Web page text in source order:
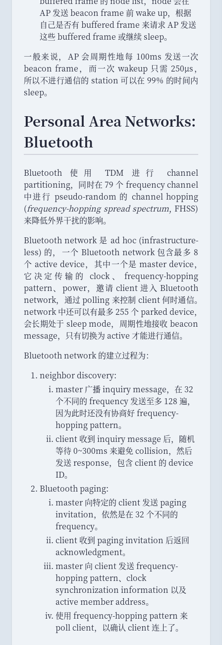
AP 发送 beacon frame 前 wake up， 根据
自己是否有 buffered frame 来请求 AP 发送
这些 buffered frame 或继续 sleep。
一般来说，
AP 会周期性地每 100ms 发送一次
beacon frame， 而一次 wakeup 只需 250μs，
所以不进行通信的 station 可以在 99% 的时间内
sleep。
Personal Area Networks:
Bluetooth
Bluetooth 使用 TDM 进行 channel
partitioning， 同时在 79 个 frequency channel
中进行 pseudo-random 的 channel hopping
(frequency-hopping spread spectrum, FHSS)
来降低外界干扰的影响。
Bluetooth network 是 ad hoc (infrastructure-
less) 的，
一个 Bluetooth network 包含最多 8
个 active device， 其中一个是 master device，
它决定传输的 clock、
frequency-hopping
pattern、 power，
邀请 client 进入 Bluetooth
network， 通过 polling 来控制 client 何时通信。
network 中还可以有最多 255 个 parked device，
会长期处于 sleep mode，
周期性地接收 beacon
message， 只有切换为 active 才能进行通信。
Bluetooth network 的建立过程为：
neighbor discovery:
master 广播 inquiry message， 在 32
个不同的 frequency 发送至多 128 遍，
因为此时还没有协商好 frequency-
hopping pattern。
client 收到 inquiry message 后， 随机
等待 0~300ms 来避免 collision， 然后
发送 response， 包含 client 的 device
ID。
Bluetooth paging:
master 向特定的 client 发送 paging
invitation， 依然是在 32 个不同的
frequency。
client 收到 paging invitation 后返回
acknowledgment。
master 向 client 发送 frequency-
hopping pattern、 clock
synchronization information 以及
active member address。
使用 frequency-hopping pattern 来
poll client， 以确认 client 连上了。